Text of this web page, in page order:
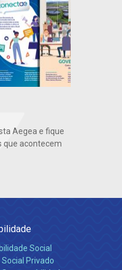
Aegea e fique
que acontecem
Social
Social Privado